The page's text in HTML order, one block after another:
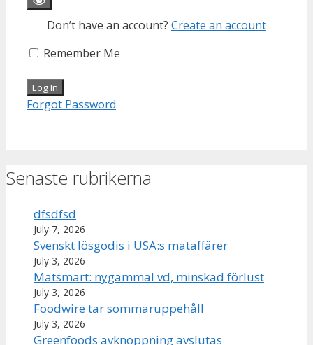
Don’t have an account? Create an account
Remember Me
Forgot Password
Senaste rubrikerna
dfsdfsd
July 7, 2026
Svenskt lösgodis i USA:s mataffärer
July 3, 2026
Matsmart: nygammal vd, minskad förlust
July 3, 2026
Foodwire tar sommaruppehåll
July 3, 2026
Greenfoods avknoppning avslutas